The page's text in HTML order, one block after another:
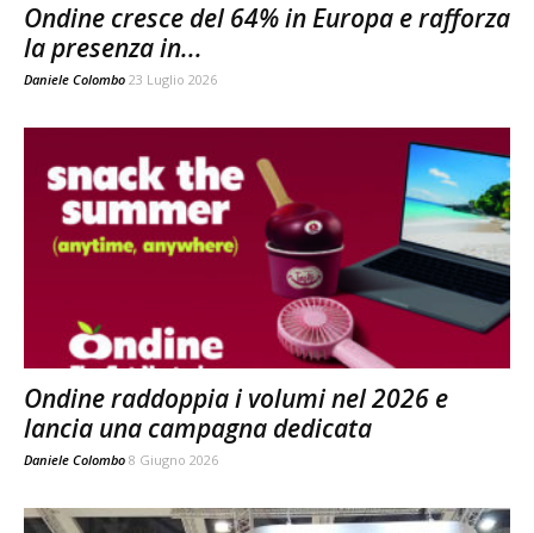
Ondine cresce del 64% in Europa e rafforza
la presenza in...
Daniele Colombo 23 Luglio 2026
Ondine raddoppia i volumi nel 2026 e
lancia una campagna dedicata
Daniele Colombo 8 Giugno 2026